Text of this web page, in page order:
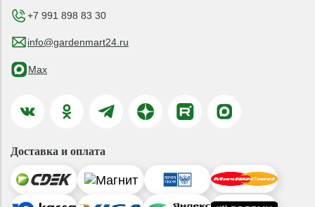
+7 991 898 83 30
info@gardenmart24.ru
Max
Доставка и оплата